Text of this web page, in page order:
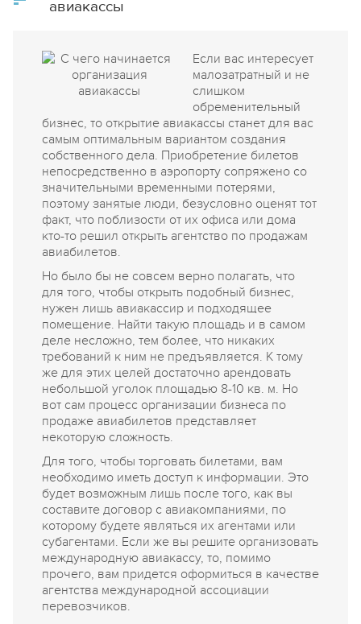
что бизнес-план - это первая и самая важная
авиакассы
Если вас интересует
малозатратный и не
слишком
обременительный
бизнес, то открытие авиакассы станет для вас
самым оптимальным вариантом создания
собственного дела. Приобретение билетов
непосредственно в аэропорту сопряжено со
значительными временными потерями,
поэтому занятые люди, безусловно оценят тот
факт, что поблизости от их офиса или дома
кто-то решил открыть агентство по продажам
авиабилетов.
Но было бы не совсем верно полагать, что
для того, чтобы открыть подобный бизнес,
нужен лишь авиакассир и подходящее
помещение. Найти такую площадь и в самом
деле несложно, тем более, что никаких
требований к ним не предъявляется. К тому
же для этих целей достаточно арендовать
небольшой уголок площадью 8-10 кв. м. Но
вот сам процесс организации бизнеса по
продаже авиабилетов представляет
некоторую сложность.
Для того, чтобы торговать билетами, вам
необходимо иметь доступ к информации. Это
будет возможным лишь после того, как вы
составите договор с авиакомпаниями, по
которому будете являться их агентами или
субагентами. Если же вы решите организовать
международную авиакассу, то, помимо
прочего, вам придется оформиться в качестве
агентства международной ассоциации
перевозчиков.